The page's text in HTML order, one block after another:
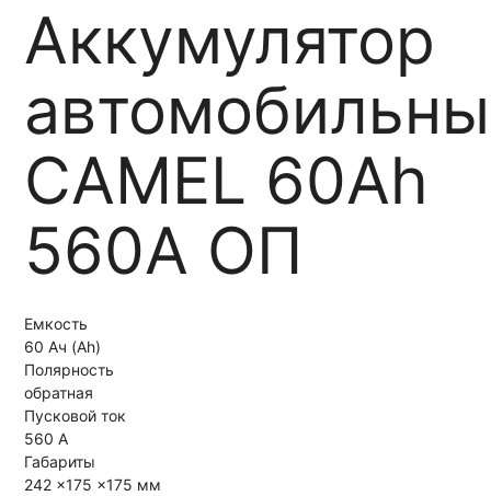
Аккумулятор
CAMEL 60Ah
560A ОП
Емкость
60 Ач (Ah)
Полярность
обратная
Пусковой ток
560 А
Габариты
242 x175 x175 мм